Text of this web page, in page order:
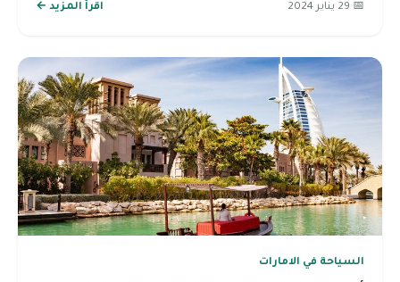
📅 29 يناير 2024 اقرأ المزيد ←
السياحة في الامارات